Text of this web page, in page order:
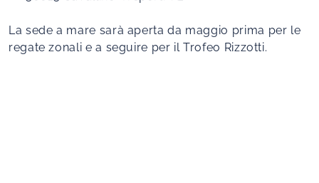
La sede a mare sarà aperta da maggio prima per le
regate zonali e a seguire per il Trofeo Rizzotti.